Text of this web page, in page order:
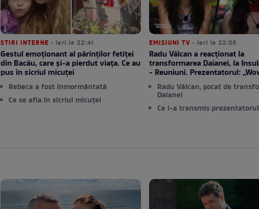
STIRI INTERNE • ieri la 22:41
Gestul emoționant al părinților fetiței
din Bacău, care și-a pierdut viața. Ce au
pus în sicriul micuței
Rebeca a fost înmormântată
Ce se afla în sicriul micuței
EMISIUNI TV • ieri la 22:06
Radu Vâlcan a reacționat la
transformarea Daianei, la
- Reuniuni. Prezentatorul:
Radu Vâlcan, șocat de
Daianei
Ce i-a transmis prezentatorul